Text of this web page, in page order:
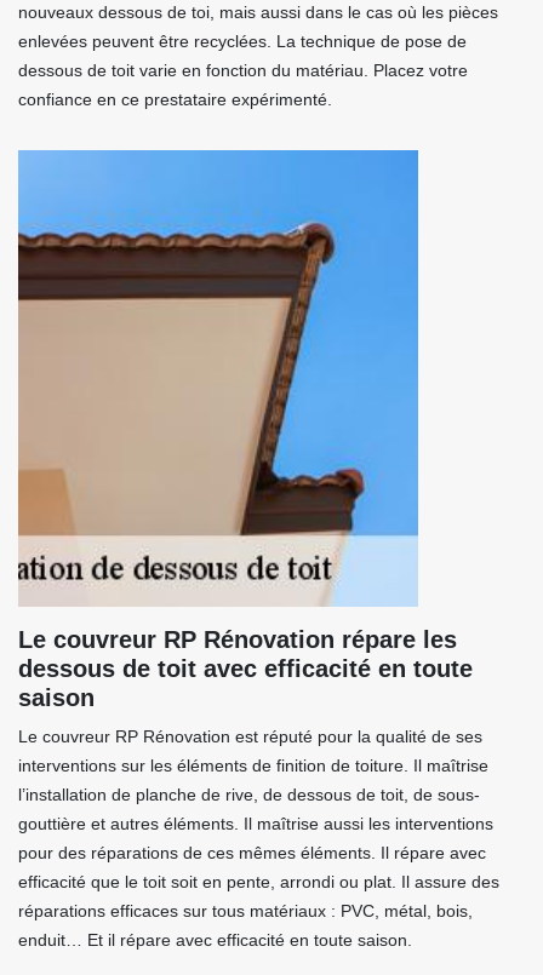
nouveaux dessous de toi, mais aussi dans le cas où les pièces
enlevées peuvent être recyclées. La technique de pose de
dessous de toit varie en fonction du matériau. Placez votre
confiance en ce prestataire expérimenté.
Le couvreur RP Rénovation répare les
dessous de toit avec efficacité en toute
saison
Le couvreur RP Rénovation est réputé pour la qualité de ses
interventions sur les éléments de finition de toiture. Il maîtrise
l’installation de planche de rive, de dessous de toit, de sous-
gouttière et autres éléments. Il maîtrise aussi les interventions
pour des réparations de ces mêmes éléments. Il répare avec
efficacité que le toit soit en pente, arrondi ou plat. Il assure des
réparations efficaces sur tous matériaux : PVC, métal, bois,
enduit… Et il répare avec efficacité en toute saison.